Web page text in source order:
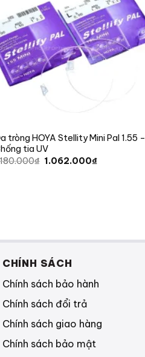
tròng HOYA Stellity Mini Pal 1.55 –
tia UV
₫ Giá
1.062.000₫Giá
CHÍNH SÁCH
Chính sách bảo hành
Chính sách đổi trả
Chính sách giao hàng
Chính sách bảo mật